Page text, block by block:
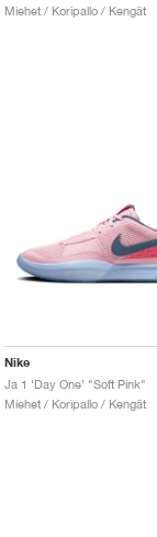
Miehet / Koripallo / Kengät
Nike
Ja 1 ‘Day One’ "Soft Pink"
Miehet / Koripallo / Kengät